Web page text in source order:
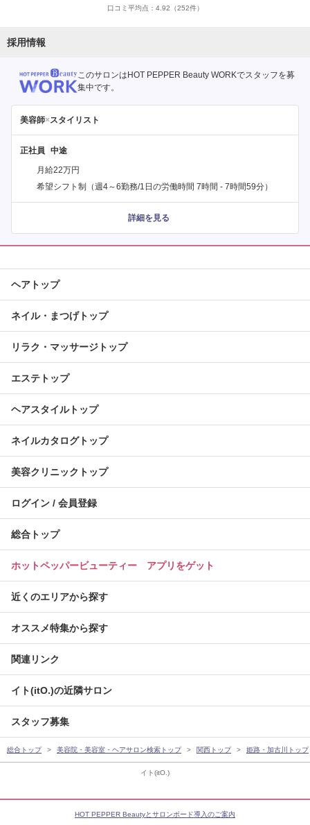
イト(itO.)
口コミ平均点： 4.92 （252件）
採用情報
このサロンはHOT PEPPER Beauty WORKでスタッフを募
集中です。
美容師×スタイリスト
正社員
月給22万円
希望シフト制（週4～6勤務/1日の労働時間 7時間 - 7時間59分）
詳細を見る
ヘアトップ
ネイル・まつげトップ
リラク・マッサージトップ
エステトップ
ヘアスタイルトップ
ネイルカタログトップ
美容クリニックトップ
ログイン / 会員登録
総合トップ
ホットペッパービューティー アプリをゲット
近くのエリアから探す
オススメ特集から探す
関連リンク
イト(itO.)の近隣サロン
スタッフ募集
総合トップ 美容院・美容室・ヘアサロン検索トップ 関西トップ 姫路・加古川トップ
HOT PEPPER Beautyとサロンボード導入のご案内